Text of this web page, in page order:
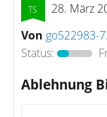
28. März
Von go522983-
Status:
Ablehnung